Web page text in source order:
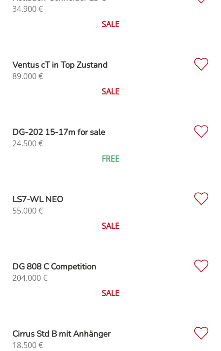
34.900€
SALE
Ventus cT in Top Zustand
89.000€
SALE
DG-202 15-17m for sale
24.500€
FREE
LS7-WL NEO
55.000€
SALE
DG 808 C Competition
204.000€
SALE
Cirrus Std B mit Anhänger
18.500€